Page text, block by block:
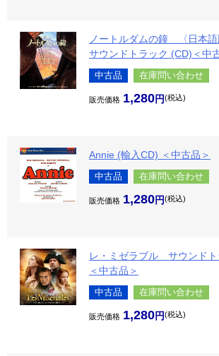
ノートルダムの鐘 〈日本語
サウンドトラック (CD)＜中
中古品 在庫問い合わせ
販売価格 1,280 税込
Annie (輸入CD) ＜中古品＞
中古品 在庫問い合わせ
販売価格 1,280 税込
レ・ミゼラブル サウンドト
＜中古品＞
中古品 在庫問い合わせ
販売価格 1,280 税込